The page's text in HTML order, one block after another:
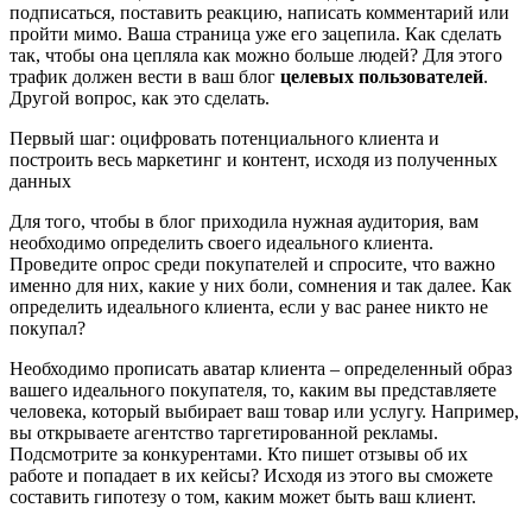
подписаться, поставить реакцию, написать комментарий или
пройти мимо. Ваша страница уже его зацепила. Как сделать
так, чтобы она цепляла как можно больше людей? Для этого
трафик должен вести в ваш блог целевых пользователей.
Другой вопрос, как это сделать.
Первый шаг: оцифровать потенциального клиента и
построить весь маркетинг и контент, исходя из полученных
данных
Для того, чтобы в блог приходила нужная аудитория, вам
необходимо определить своего идеального клиента.
Проведите опрос среди покупателей и спросите, что важно
именно для них, какие у них боли, сомнения и так далее. Как
определить идеального клиента, если у вас ранее никто не
покупал?
Необходимо прописать аватар клиента – определенный образ
вашего идеального покупателя, то, каким вы представляете
человека, который выбирает ваш товар или услугу. Например,
вы открываете агентство таргетированной рекламы.
Подсмотрите за конкурентами. Кто пишет отзывы об их
работе и попадает в их кейсы? Исходя из этого вы сможете
составить гипотезу о том, каким может быть ваш клиент.